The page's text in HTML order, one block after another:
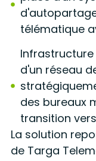
télématique
d'un réseau
des bureaux
transition
La solution
de Targa